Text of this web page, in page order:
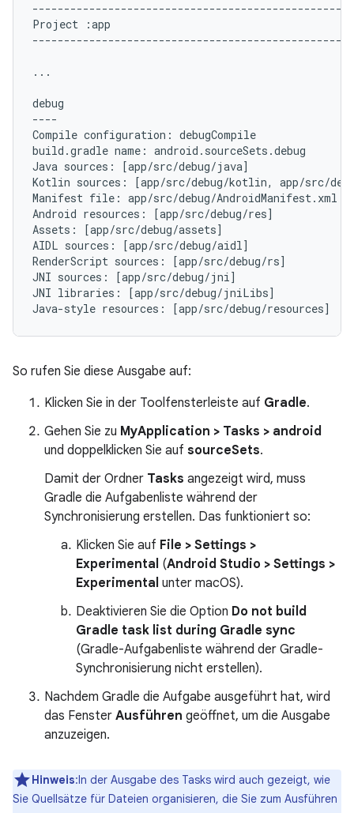
Project :app
...
debug
----
Compile configuration: debugCompile
build.gradle name: android.sourceSets.debug
Java sources: [app/src/debug/java]
Kotlin sources: [app/src/debug/kotlin, app/src/
Manifest file: app/src/debug/AndroidManifest.xml
Android resources: [app/src/debug/res]
Assets: [app/src/debug/assets]
AIDL sources: [app/src/debug/aidl]
RenderScript sources: [app/src/debug/rs]
JNI sources: [app/src/debug/jni]
JNI libraries: [app/src/debug/jniLibs]
So rufen Sie diese Ausgabe auf:
Klicken Sie in der Toolfensterleiste auf Gradle.
Gehen Sie zu MyApplication > Tasks > android
und doppelklicken Sie auf sourceSets.
Damit der Ordner Tasks angezeigt wird, muss
Gradle die Aufgabenliste während der
Synchronisierung erstellen. Das funktioniert so:
Klicken Sie auf File > Settings >
Experimental (Android Studio > Settings >
Experimental unter macOS).
Deaktivieren Sie die Option Do not build
Gradle task list during Gradle sync
(Gradle-Aufgabenliste während der Gradle-
Synchronisierung nicht erstellen).
Nachdem Gradle die Aufgabe ausgeführt hat, wird
das Fenster Ausführen geöffnet, um die Ausgabe
anzuzeigen.
Hinweis:In der Ausgabe des Tasks wird auch gezeigt, wie
Sie Quellsätze für Dateien organisieren, die Sie zum Ausführen